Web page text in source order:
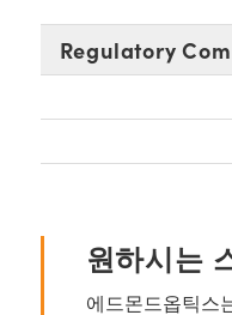
Regulatory
원하시는
에드몬드옵틱스